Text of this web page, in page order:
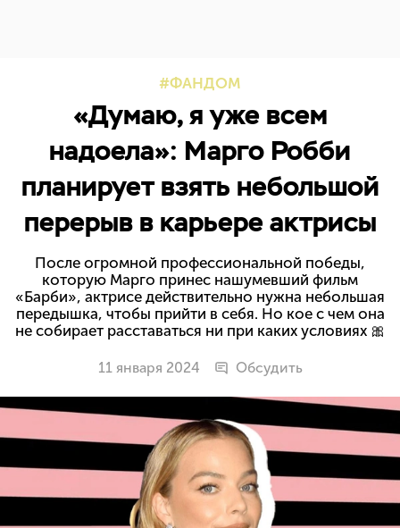
ФАНДОМ
«Думаю, я уже всем
надоела»: Марго Робби
планирует взять небольшой
перерыв в карьере актрисы
После огромной профессиональной победы,
которую Марго принес нашумевший фильм
«Барби», актрисе действительно нужна небольшая
передышка, чтобы прийти в себя. Но кое с чем она
не собирает расставаться ни при каких условиях 🎀
11 января 2024 Обсудить